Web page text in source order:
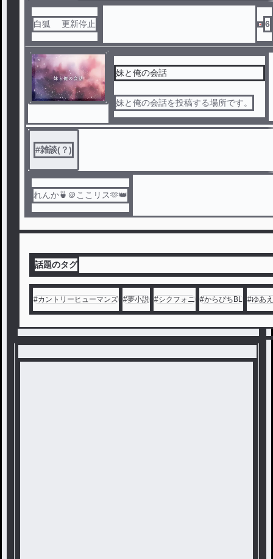
白狐 更新停止 6
妹と俺の会話
妹と俺の会話を投稿する場所です。
#雑談(？)
れんか🍵＠ここリス🫶👑
話題のタグ
#カントリーヒューマンズ #夢小説 #シクフォニ #からぴちBL #ゆあ